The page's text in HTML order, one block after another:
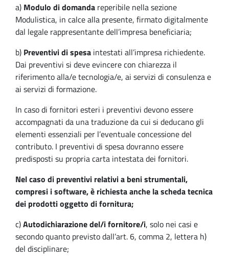
a) Modulo di domanda reperibile nella sezione
Modulistica, in calce alla presente, firmato digitalmente
dal legale rappresentante dell’impresa beneficiaria;
b) Preventivi di spesa intestati all’impresa richiedente.
Dai preventivi si deve evincere con chiarezza il
riferimento alla/e tecnologia/e, ai servizi di consulenza e
ai servizi di formazione.
In caso di fornitori esteri i preventivi devono essere
accompagnati da una traduzione da cui si deducano gli
elementi essenziali per l’eventuale concessione del
contributo. I preventivi di spesa dovranno essere
predisposti su propria carta intestata dei fornitori.
Nel caso di preventivi relativi a beni strumentali,
compresi i software, è richiesta anche la scheda tecnica
dei prodotti oggetto di fornitura;
c)Autodichiarazione del/i fornitore/i, solo nei casi e
secondo quanto previsto dall’art. 6, comma 2, lettera h)
del disciplinare;